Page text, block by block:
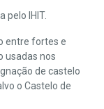
pelo IHIT.
entre fortes e
usadas nos
de castelo
o Castelo de